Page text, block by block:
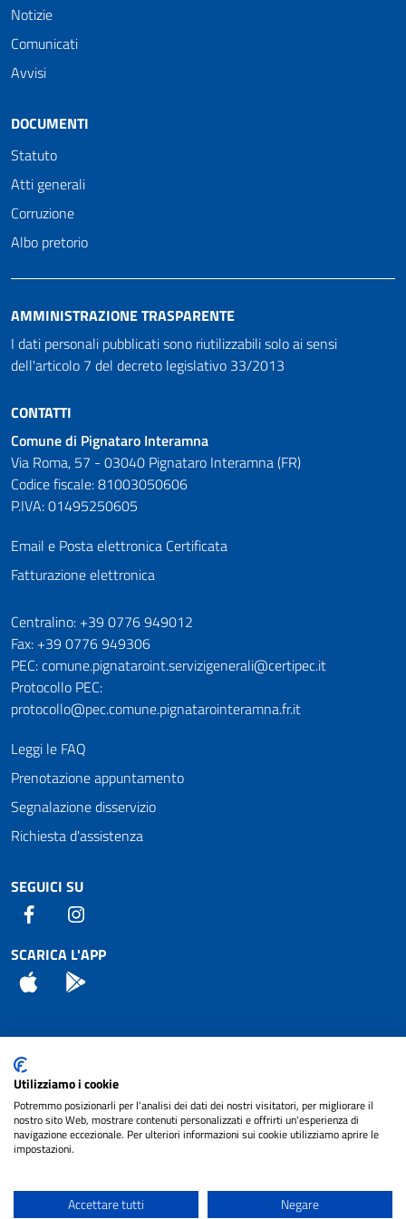
Notizie
Comunicati
Avvisi
DOCUMENTI
Statuto
Atti generali
Corruzione
Albo pretorio
AMMINISTRAZIONE TRASPARENTE
I dati personali pubblicati sono riutilizzabili solo ai sensi
dell'articolo 7 del decreto legislativo 33/2013
CONTATTI
Comune di Pignataro Interamna
Via Roma, 57 - 03040 Pignataro Interamna (FR)
Codice fiscale: 81003050606
P.IVA: 01495250605
Email e Posta elettronica Certificata
Fatturazione elettronica
Numeri utili
Centralino: +39 0776 949012
Fax: +39 0776 949306
PEC: comune.pignataroint.servizigenerali@certipec.it
Protocollo PEC:
protocollo@pec.comune.pignatarointeramna.fr.it
Leggi le FAQ
Prenotazione appuntamento
Segnalazione disservizio
Richiesta d'assistenza
SEGUICI SU
Facebook
SCARICA L'APP
App Store
Attuazione Misure PNRR
Piano di miglioramento del sito
Note legali
cura diNET SMART
Utilizziamo i cookie
Potremmo posizionarli per l'analisi dei dati dei nostri visitatori, per migliorare il
nostro sito Web, mostrare contenuti personalizzati e offrirti un'esperienza di
navigazione eccezionale. Per ulteriori informazioni sui cookie utilizziamo aprire le
impostazioni.
Accettare tutti Negare